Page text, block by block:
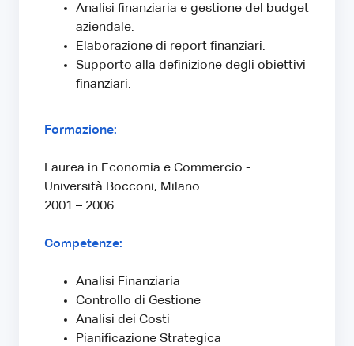
Analisi finanziaria e gestione del budget
aziendale.
Elaborazione di report finanziari.
Supporto alla definizione degli obiettivi
finanziari.
Formazione:
Laurea in Economia e Commercio -
Università Bocconi, Milano
2001 – 2006
Competenze:
Analisi Finanziaria
Controllo di Gestione
Analisi dei Costi
Pianificazione Strategica